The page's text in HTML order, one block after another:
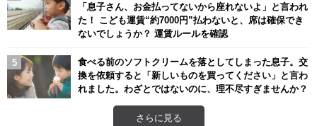
「息子さん、お金払ってないから座れないよ」と言われ
た！ こども運賃“約7000円”払わないと、席は確保でき
ないでしょうか？ 運賃ルールを確認
食べる前のソフトクリームを落としてしまった息子。交
換を依頼すると「新しいものを買ってください」と言わ
れました。わざとではないのに、理不尽すぎませんか？
さらに見る